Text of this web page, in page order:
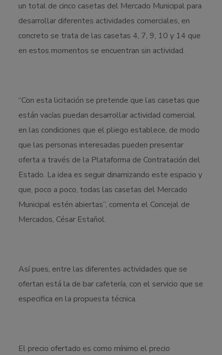
un total de cinco casetas del Mercado Municipal para
desarrollar diferentes actividades comerciales, en
concreto se trata de las casetas 4, 7, 9, 10 y 14 que
en estos momentos se encuentran sin actividad.
“Con esta licitación se pretende que las casetas que
están vacías puedan desarrollar actividad comercial
en las condiciones que el pliego establece, de modo
que las personas interesadas pueden presentar
oferta a través de la Plataforma de Contratación del
Estado. La idea es seguir dinamizando este espacio y
que, poco a poco, todas las casetas del Mercado
Municipal estén abiertas”, comenta el Concejal de
Mercados, César Estañol.
Así pues, entre las diferentes actividades que se
ofertan está la de bar cafetería, con el servicio que se
especifica en la propuesta técnica.
El precio ofertado es como mínimo el precio